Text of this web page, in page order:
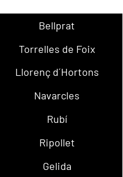
Bellprat
Torrelles de Foix
Llorenç d´Hortons
Navarcles
Rubí
Ripollet
Gelida